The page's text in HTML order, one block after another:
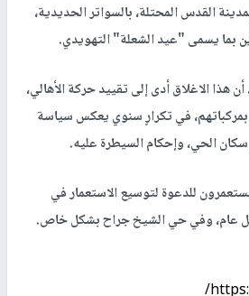
القدس المحتلة، بالسواتر الحديدية،
بما يسمى "عيد الشعلة" التهويدي.
الاغلاق أدى إلى تقييد حركة الأهالي،
في تكرارٍ سنوي يعكس سياسة
الحي، وإحكام السيطرة عليه.
للدعوة لتوسيع الاستعمار في
عام، وفي حي الشيخ جراح بشكل خاص.